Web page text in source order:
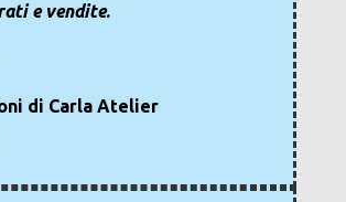
e vendite.
di Carla Atelier